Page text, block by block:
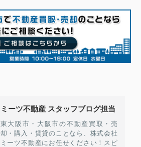
ミーツ不動産 スタッフブログ担当
東大阪市・大阪市の不動産買取・売
却・購入・賃貸のことなら、株式会社
ミーツ不動産にお任せください！スピ